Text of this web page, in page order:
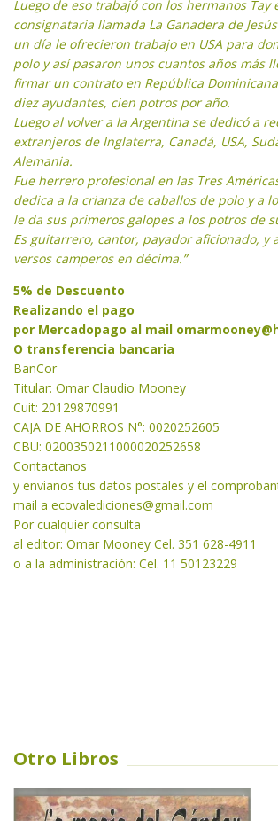
Luego de eso trabajó con los hermanos Tay
consignataria llamada La Ganadera de
un día le ofrecieron trabajo en USA para
polo y así pasaron unos cuantos años más
firmar un contrato en República
diez ayudantes, cien potros por año.
Luego al volver a la Argentina se dedicó a
extranjeros de Inglaterra, Canadá, USA,
Alemania.
Fue herrero profesional en las Tres
dedica a la crianza de caballos de polo y a
le da sus primeros galopes a los potros de
Es guitarrero, cantor, payador aficionado, y
versos camperos en décima.”
5% de Descuento
Realizando el pago
por Mercadopago al mail
O transferencia bancaria
BanCor
Titular: Omar Claudio Mooney
Cuit: 20129870991
CAJA DE AHORROS N°: 0020252605
CBU: 0200350211000020252658
Contactanos
y envianos tus datos postales y el
mail a ecovalediciones@gmail.com
Por cualquier consulta
al editor: Omar Mooney Cel. 351 628-4911
o a la administración: Cel. 11 50123229
Otro Libros